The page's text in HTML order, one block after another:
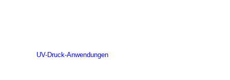
UV-Druck-Anwendungen